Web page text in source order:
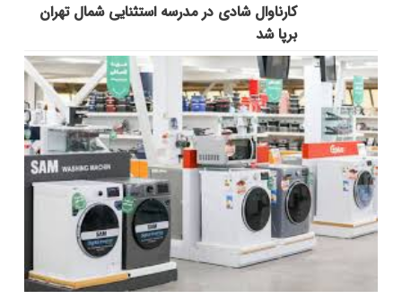
کارناوال شادی در مدرسه استثنایی شمال تهران
برپا شد